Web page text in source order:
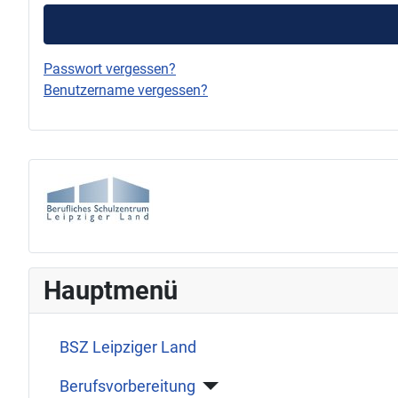
Hauptmenü
BSZ Leipziger Land
Berufsvorbereitung
Passwort vergessen?
Benutzername vergessen?